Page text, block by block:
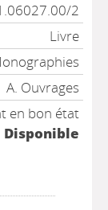
2
Livre
A. Ouvrages
en bon état
Disponible